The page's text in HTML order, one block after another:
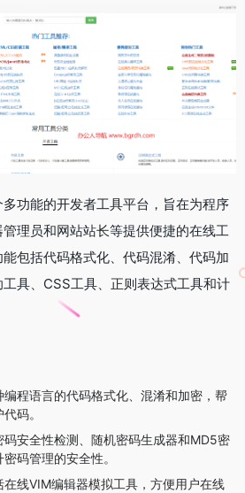
功能的开发者工具平台，旨在为程序
理员和网站站长等提供便捷的在线工
包括代码格式化、代码混淆、代码加
具、CSS工具、正则表达式工具和计
程语言的代码格式化、混淆和加密，帮
码。
码安全性检测、随机密码生成器和MD5密
码管理的安全性。
线VIM编辑器模拟工具，方便用户在线